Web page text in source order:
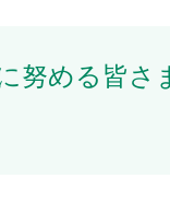
努める皆